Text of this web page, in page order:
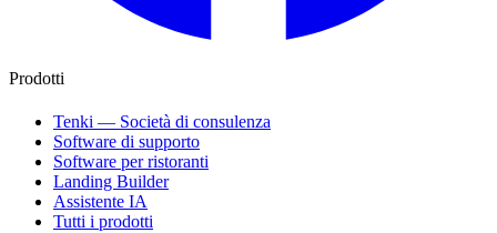
Prodotti
Tenki — Società di consulenza
Software di supporto
Software per ristoranti
Landing Builder
Assistente IA
Tutti i prodotti